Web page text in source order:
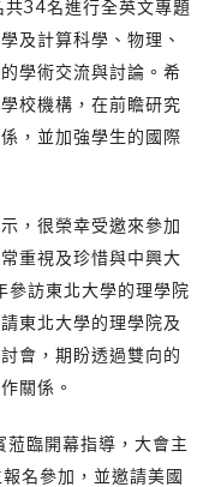
34名進行全英文專題
及計算科學、物理、
學術交流與討論。希
校機構，在前瞻研究
，並加強學生的國際
，很榮幸受邀來參加
重視及珍惜與中興大
訪東北大學的理學院
東北大學的理學院及
會，期盼透過雙向的
關係。
臨開幕指導，大會主
名參加，並邀請美國